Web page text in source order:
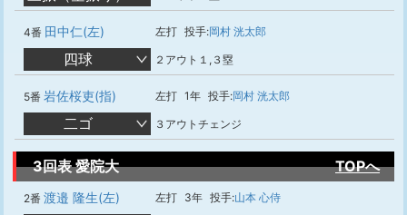
4番 田中仁(左) 左打 投手:岡村 洸太郎
四球 ２アウト１,３塁
5番 岩佐桜吏(指) 左打 1年 投手:岡村 洸太郎
二ゴ ３アウトチェンジ
3回表 愛院大 TOPへ
2番 渡邉 隆生(左) 左打 3年 投手:山本 心侍